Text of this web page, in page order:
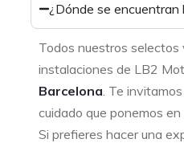
¿Dónde se encuentran
Todos nuestros selectos
instalaciones de LB2
Barcelona. Te
cuidado que ponemos
Si prefieres hacer una